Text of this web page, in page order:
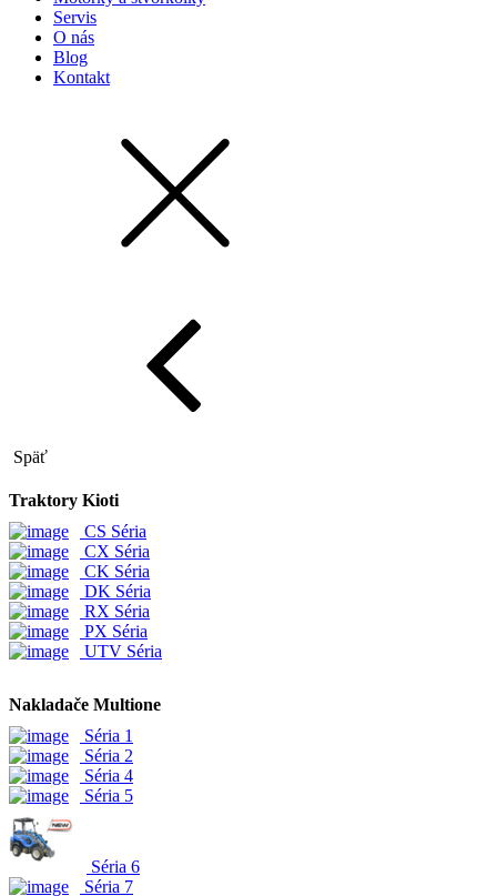
Servis
O nás
Blog
Kontakt
Späť
Traktory Kioti
CS Séria
CX Séria
CK Séria
DK Séria
RX Séria
PX Séria
UTV Séria
Nakladače Multione
Séria 1
Séria 2
Séria 4
Séria 5
Séria 6
Séria 7